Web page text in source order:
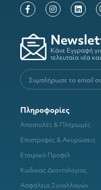
Κάνε Εγγραφή
τελευταία νέα
Πληροφορίες
Αποστολές & Πληρωμές
Επιστροφές & Ακυρώσεις
Εταιρικό Προφίλ
Κώδικας Δεοντολογίας
Ασφάλεια Συναλλαγών